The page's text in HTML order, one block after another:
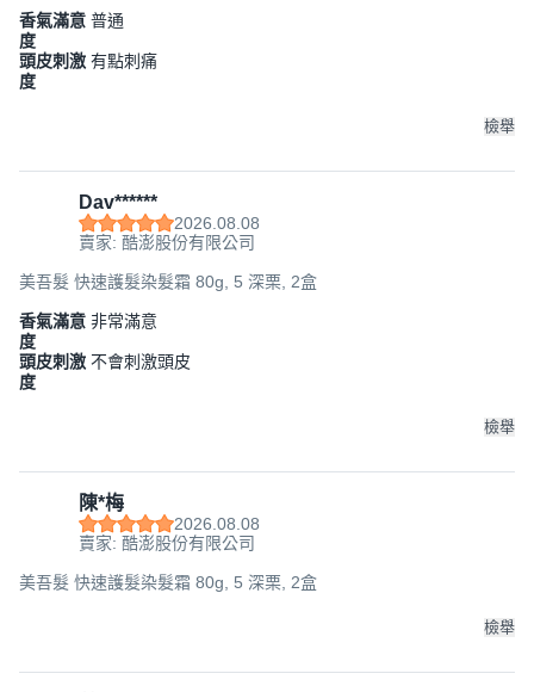
香氣滿意
度
普通
頭皮刺激
度
有點刺痛
檢舉
Dav******
2026.08.08
賣家: 酷澎股份有限公司
美吾髮 快速護髮染髮霜 80g, 5 深栗, 2盒
香氣滿意
度
非常滿意
頭皮刺激
度
不會刺激頭皮
檢舉
陳*梅
2026.08.08
賣家: 酷澎股份有限公司
美吾髮 快速護髮染髮霜 80g, 5 深栗, 2盒
檢舉